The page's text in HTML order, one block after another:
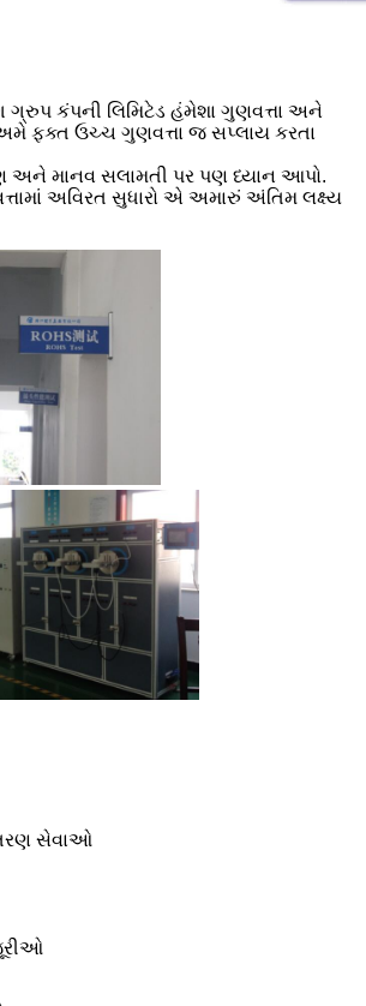
કંપની લિમિટેડ હંમેશા ગુણવત્તા અને
ફક્ત ઉચ્ચ ગુણવત્તા જ સપ્લાય કરતા
અને માનવ સલામતી પર પણ ધ્યાન આપો.
અવિરત સુધારો એ અમારું અંતિમ લક્ષ્ય
સેવાઓ